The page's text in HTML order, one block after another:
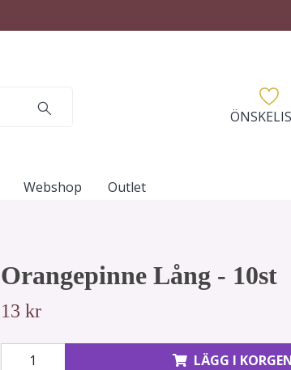
Webshop Outlet
Orangepinne Lång - 10st
13 kr
LÄGG I